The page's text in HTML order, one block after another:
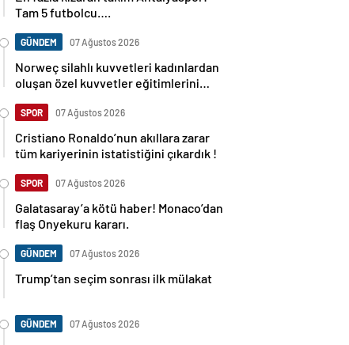
Tam 5 futbolcu….
GÜNDEM 07 Ağustos 2026
Norweç silahlı kuvvetleri kadınlardan
oluşan özel kuvvetler eğitimlerini
SPOR 07 Ağustos 2026
Cristiano Ronaldo’nun akıllara zarar
tüm kariyerinin istatistiğini çıkardık !
SPOR 07 Ağustos 2026
Galatasaray’a kötü haber! Monaco’dan
flaş Onyekuru kararı.
GÜNDEM 07 Ağustos 2026
Trump’tan seçim sonrası ilk mülakat
GÜNDEM 07 Ağustos 2026